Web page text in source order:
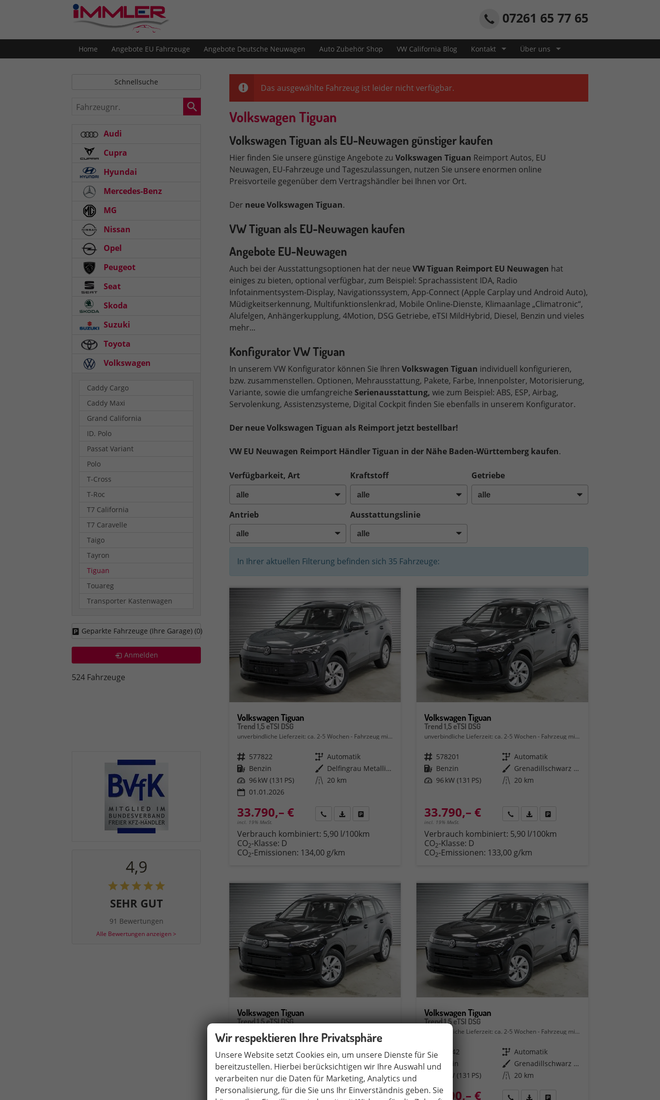
07261 65 77 65
Home Angebote EU Fahrzeuge Angebote Deutsche Neuwagen Auto Zubehör Shop VW California Blog Kontakt Über uns
Das ausgewählte Fahrzeug ist leider nicht verfügbar.
Volkswagen Tiguan
Volkswagen Tiguan als EU-Neuwagen günstiger kaufen
Hier finden Sie unsere günstige Angebote zu Volkswagen Tiguan Reimport Autos, EU
Neuwagen, EU-Fahrzeuge und Tageszulassungen, nutzen Sie unsere enormen online
Preisvorteile gegenüber dem Vertragshändler bei Ihnen vor Ort.
Der neue Volkswagen Tiguan.
VW Tiguan als EU-Neuwagen kaufen
Angebote EU-Neuwagen
Auch bei der Ausstattungsoptionen hat der neue VW Tiguan Reimport EU Neuwagen hat
einiges zu bieten, optional verfügbar, zum Beispiel: Sprachassistent IDA, Radio
Infotainmentsystem-Display, Navigationssystem, App-Connect (Apple Carplay und Android Auto),
Müdigkeitserkennung, Multifunktionslenkrad, Mobile Online-Dienste, Klimaanlage „Climatronic“,
Alufelgen, Anhängerkupplung, 4Motion, DSG Getriebe, eTSI MildHybrid, Diesel, Benzin und vieles
mehr...
Konfigurator VWTiguan
In unserem VW Konfigurator können Sie Ihren Volkswagen Tiguan individuell konfigurieren,
bzw. zusammenstellen. Optionen, Mehrausstattung, Pakete, Farbe, Innenpolster, Motorisierung,
Variante, sowie die umfangreiche Serienausstattung, wie zum Beispiel: ABS, ESP, Airbag,
Servolenkung, Assistenzsysteme, Digital Cockpit finden Sie ebenfalls in unserem Konfigurator.
Der neue Volkswagen Tiguan als Reimport jetzt bestellbar!
VW EU Neuwagen Reimport Händler Tiguan in der Nähe Baden-Württemberg kaufen.
Verfügbarkeit, Art Kraftstoff Getriebe
Antrieb Ausstattungslinie
In Ihrer aktuellen Filterung befinden sich 35 Fahrzeuge:
Volkswagen Tiguan
Trend 1,5 eTSI DSG
unverbindliche Lieferzeit: ca. 2-5 Wochen Fahrzeug mit Tageszulassung
Fahrzeugnr. 577822 Getriebe Automatik
Kraftstoff Benzin Außenfarbe
Delfingrau Metallic (B0)
Leistung 96 kW (131 PS) Kilometerstand 20 km
01.01.2026
33.790,– €
incl. 19% MwSt.
RückrufPDF-Datei, Fahrzeugexposé drucken
Fahrzeug parken
Verbrauch kombiniert: 5,90 l/100km
CO2-Klasse: D
CO2-Emissionen: 134,00 g/km
Volkswagen Tiguan
Trend 1,5 eTSI DSG
unverbindliche Lieferzeit: ca. 2-5 Wochen Fahrzeug mit Tageszulassung
Fahrzeugnr. 578201 Getriebe Automatik
Kraftstoff Benzin Außenfarbe
Grenadillschwarz Metallic (0E)
Leistung 96 kW (131 PS) Kilometerstand 20 km
33.790,– €
incl. 19% MwSt.
Rückruf PDF-Datei, Fahrzeugexposé drucken
Verbrauch kombiniert: 5,90 l/100km
CO2-Klasse: D
CO2-Emissionen: 133,00 g/km
Volkswagen Tiguan
Trend 1,5 eTSI DSG
unverbindliche Lieferzeit: ca. 2-5 Wochen Fahrzeug mit Tageszulassung
Fahrzeugnr. 579241 Getriebe Automatik
Kraftstoff Benzin Außenfarbe
Grenadillschwarz Metallic (0E)
Leistung 96 kW (131 PS) Kilometerstand 20 km
33.790,– € Rückruf PDF-Datei, Fahrzeugexposé drucken
Fahrzeug parken
Volkswagen Tiguan
Trend 1,5 eTSI DSG
unverbindliche Lieferzeit: ca. 2-5 Wochen Fahrzeug mit Tageszulassung
Fahrzeugnr. 579242 Getriebe Automatik
Kraftstoff Benzin Außenfarbe
Grenadillschwarz Metallic (0E)
96 kW (131 PS) Kilometerstand 20 km
33.790,– € Rückruf PDF-Datei, Fahrzeugexposé drucken
Schnellsuche
Fahrzeugnr.
Audi
Cupra
Hyundai
Mercedes-Benz
MG
Nissan
Opel
Peugeot
Seat
Skoda
Suzuki
Toyota
Volkswagen
Caddy Cargo
Caddy Maxi
Grand California
ID. Polo
Passat Variant
Polo
T-Cross
T-Roc
T7 California
T7 Caravelle
Taigo
Tayron
Tiguan
Touareg
Transporter Kastenwagen
Geparkte Fahrzeuge (Ihre Garage) (0)
Anmelden
524 Fahrzeuge
4,9
SEHR GUT
91 Bewertungen
Alle Bewertungen anzeigen >
Wir respektieren Ihre Privatsphäre
Unsere Website setzt Cookies ein, um unsere Dienste für Sie
bereitzustellen. Hierbei berücksichtigen wir Ihre Auswahl und
verarbeiten nur die Daten für Marketing, Analytics und
Personalisierung, für die Sie uns Ihr Einverständnis geben. Sie